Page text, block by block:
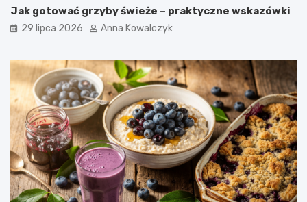
Jak gotować grzyby świeże – praktyczne wskazówki
29 lipca 2026 Anna Kowalczyk